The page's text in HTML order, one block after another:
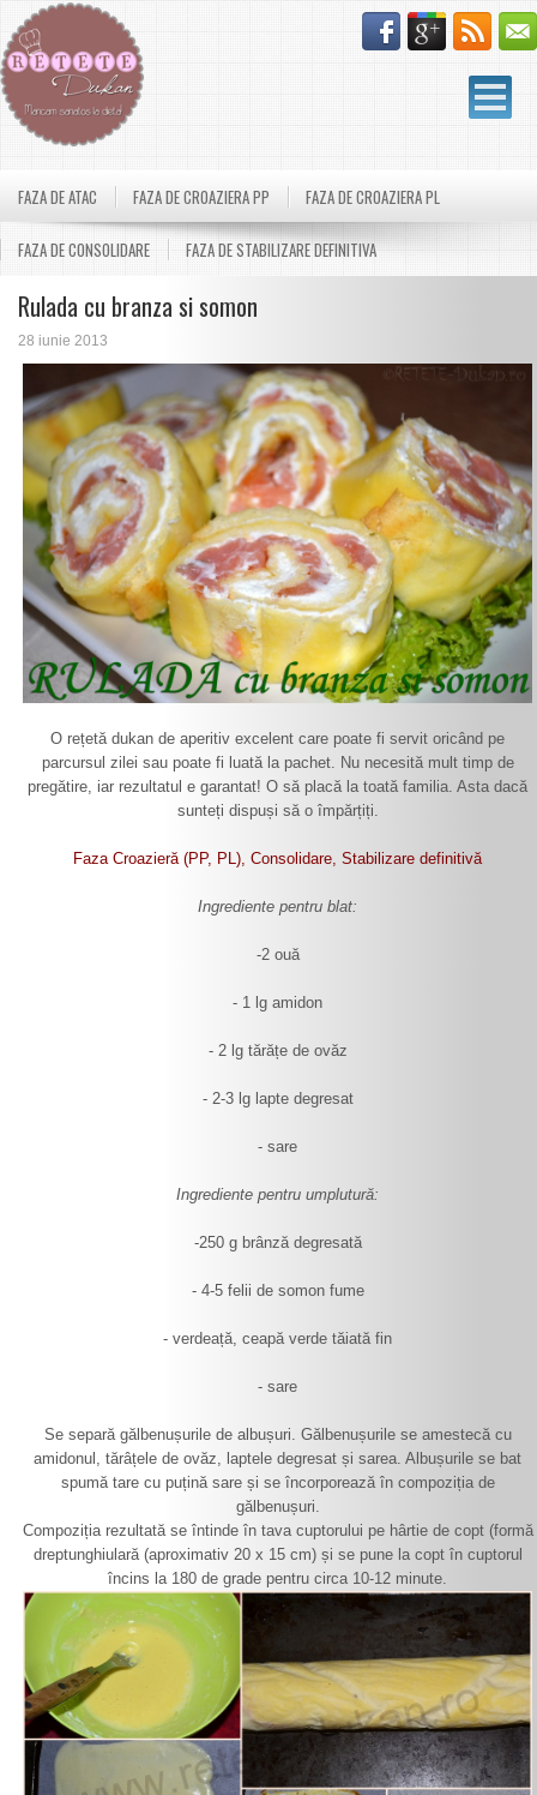
FAZA DE ATAC FAZA DE CROAZIERA PP FAZA DE CROAZIERA PL
FAZA DE CONSOLIDARE FAZA DE STABILIZARE DEFINITIVA
Rulada cu branza si somon
28 iunie 2013
O rețetă dukan de aperitiv excelent care poate fi servit oricând pe
parcursul zilei sau poate fi luată la pachet. Nu necesită mult timp de
pregătire, iar rezultatul e garantat! O să placă la toată familia. Asta dacă
sunteți dispuși să o împărțiți.
Faza Croazieră (PP, PL), Consolidare, Stabilizare definitivă
Ingrediente pentru blat:
-2 ouă
- 1 lg amidon
- 2 lg tărățe de ovăz
- 2-3 lg lapte degresat
- sare
Ingrediente pentru umplutură:
-250 g brânză degresată
- 4-5 felii de somon fume
- verdeață, ceapă verde tăiată fin
- sare
Se separă gălbenușurile de albușuri. Gălbenușurile se amestecă cu
amidonul, tărâțele de ovăz, laptele degresat și sarea. Albușurile se bat
spumă tare cu puțină sare și se încorporează în compoziția de
gălbenușuri.
Compoziția rezultată se întinde în tava cuptorului pe hârtie de copt (formă
dreptunghiulară (aproximativ 20 x 15 cm) și se pune la copt în cuptorul
încins la 180 de grade pentru circa 10-12 minute.